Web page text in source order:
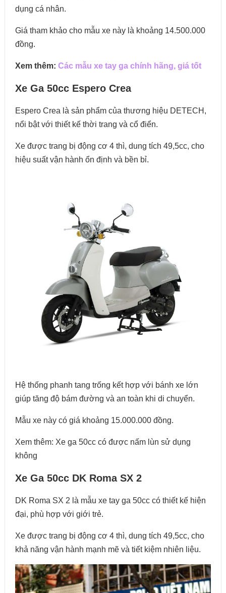
dụng cá nhân.
Giá tham khảo cho mẫu xe này là khoảng 14.500.000
đồng. ​
Xem thêm: Các mẫu xe tay ga chính hãng, giá tốt
Xe Ga 50cc Espero Crea
Espero Crea là sản phẩm của thương hiệu DETECH,
nổi bật với thiết kế thời trang và cổ điển.
Xe được trang bị động cơ 4 thì, dung tích 49,5cc, cho
hiệu suất vận hành ổn định và bền bỉ.
Hệ thống phanh tang trống kết hợp với bánh xe lớn
giúp tăng độ bám đường và an toàn khi di chuyển.
Mẫu xe này có giá khoảng 15.000.000 đồng. ​
Xem thêm: Xe ga 50cc có được nấm lùn sử dụng
không
Xe Ga 50cc DK Roma SX 2
DK Roma SX 2 là mẫu xe tay ga 50cc có thiết kế hiện
đại, phù hợp với giới trẻ.
Xe được trang bị động cơ 4 thì, dung tích 49,5cc, cho
khả năng vận hành mạnh mẽ và tiết kiệm nhiên liệu.